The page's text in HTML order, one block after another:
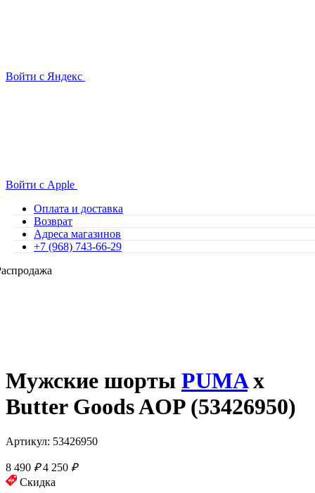
Войти с Яндекс
Войти с Apple
Оплата и доставка
Возврат
Адреса магазинов
+7 (968) 743-66-29
Мужские шорты PUMAx
Butter Goods AOP (53426950)
Артикул: 53426950
8 490 ₽ 4 250 ₽
Скидка